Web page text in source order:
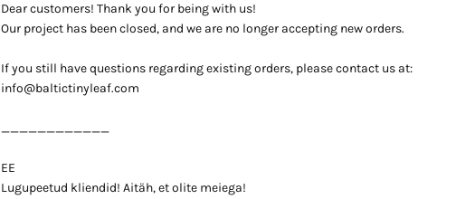
Dear customers! Thank you for being with us!
Our project has been closed, and we are no longer accepting new orders.
If you still have questions regarding existing orders, please contact us at:
info@baltictinyleaf.com
____________
EE
Lugupeetud kliendid! Aitäh, et olite meiega!